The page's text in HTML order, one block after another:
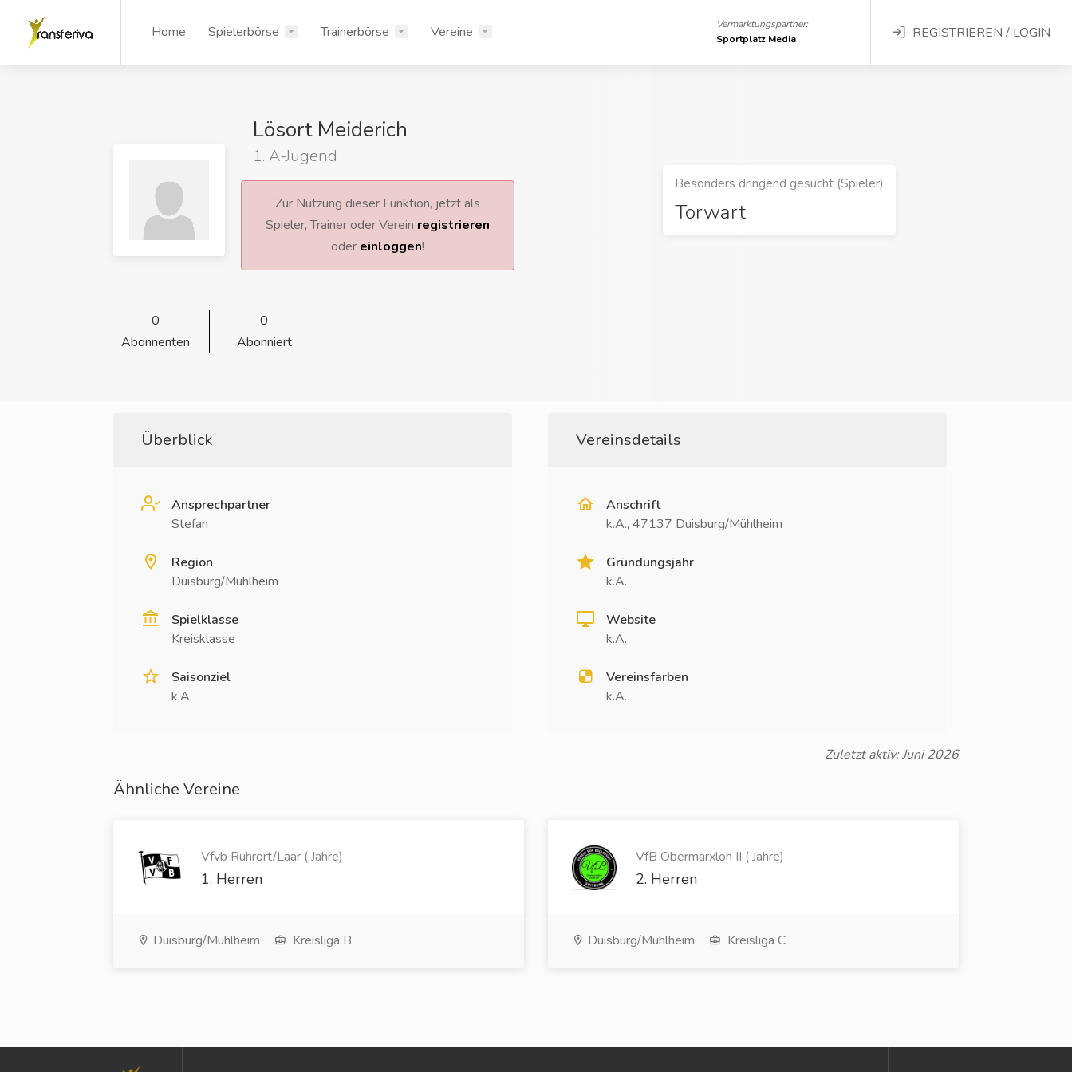
Home Spielerbörse Trainerbörse Vereine
Vermarktungspartner:
Sportplatz Media
REGISTRIEREN / LOGIN
Lösort Meiderich
1. A-Jugend
Zur Nutzung dieser Funktion, jetzt als
Spieler, Trainer oder Verein registrieren
oder einloggen!
Besonders dringend gesucht (Spieler)
Torwart
0
Abonnenten
0
Abonniert
Überblick
Ansprechpartner
Stefan
Region
Duisburg/Mühlheim
Spielklasse
Kreisklasse
Saisonziel
k.A.
Vereinsdetails
Anschrift
k.A., 47137 Duisburg/Mühlheim
Gründungsjahr
k.A.
Website
k.A.
Vereinsfarben
k.A.
Zuletzt aktiv: Juni 2026
Ähnliche Vereine
Vfvb Ruhrort/Laar ( Jahre)
1. Herren
Duisburg/Mühlheim Kreisliga B
VfB Obermarxloh II ( Jahre)
2. Herren
Duisburg/Mühlheim Kreisliga C